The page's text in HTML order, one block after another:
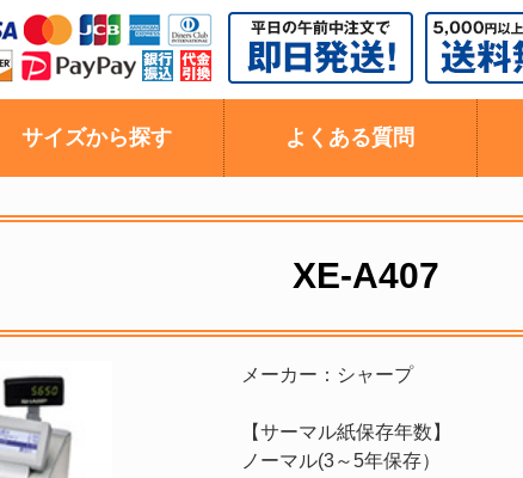
サイズから探す よくある質問
XE-A407
メーカー：シャープ
【サーマル紙保存年数】
ノーマル(3～5年保存）